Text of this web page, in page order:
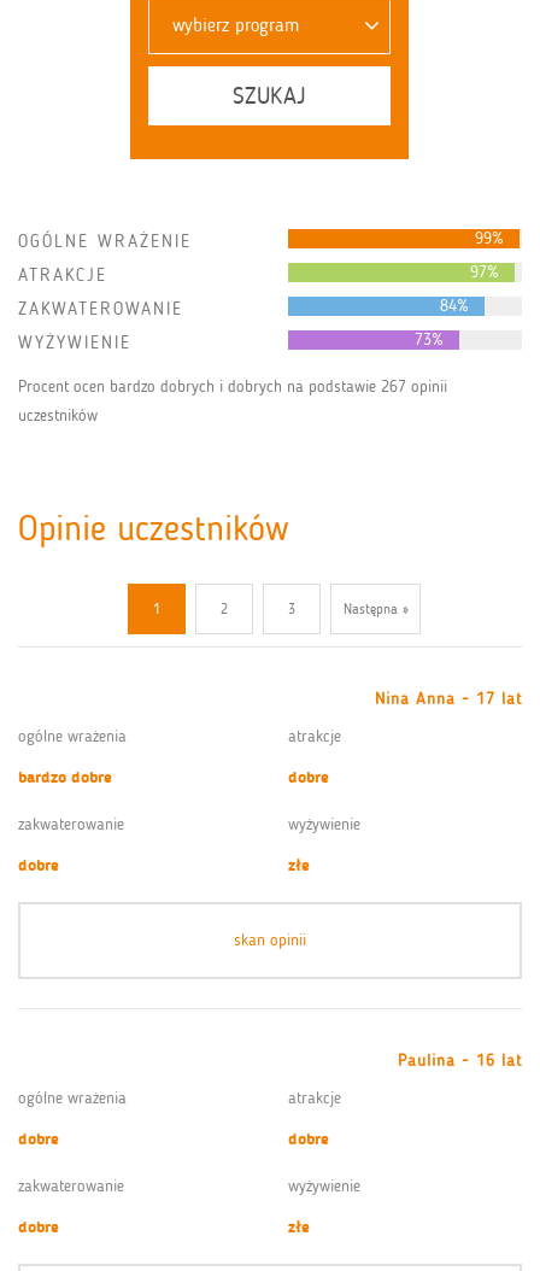
wybierz program
SZUKAJ
OGÓLNE WRAŻENIE 99%
ATRAKCJE 97%
ZAKWATEROWANIE 84%
WYŻYWIENIE 73%
Procent ocen bardzo dobrych i dobrych na podstawie 267 opinii
uczestników
Opinie uczestników
1 2 3 Następna »
Nina Anna - 17 lat
ogólne wrażenia
bardzo dobre
atrakcje
dobre
zakwaterowanie
dobre
wyżywienie
złe
skan opinii
Paulina - 16 lat
ogólne wrażenia
dobre
atrakcje
dobre
zakwaterowanie
dobre
wyżywienie
złe